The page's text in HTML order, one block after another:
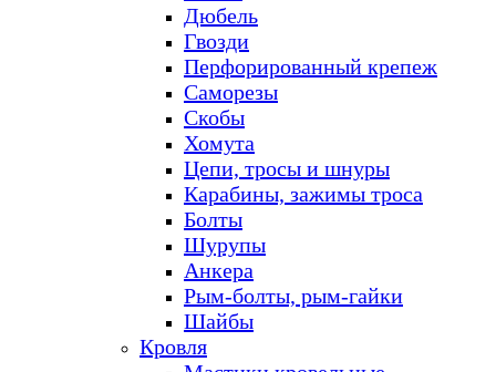
Дюбель
Гвозди
Перфорированный крепеж
Саморезы
Скобы
Хомута
Цепи, тросы и шнуры
Карабины, зажимы троса
Болты
Шурупы
Анкера
Рым-болты, рым-гайки
Шайбы
Кровля